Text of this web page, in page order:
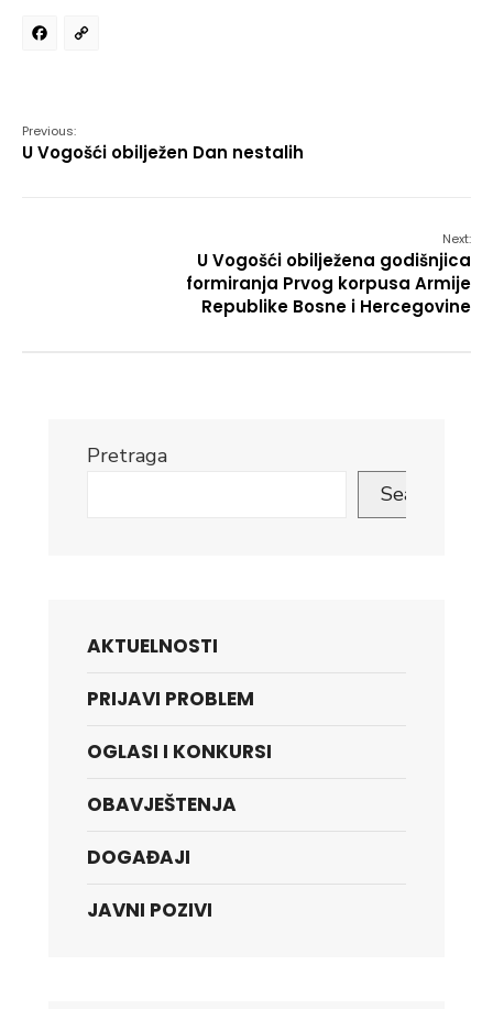
Facebook
Previous:
U Vogošći obilježen Dan nestalih
Next:
U Vogošći obilježena godišnjica
formiranja Prvog korpusa Armije
Republike Bosne i Hercegovine
Pretraga
Search
AKTUELNOSTI
PRIJAVI PROBLEM
OGLASI I KONKURSI
OBAVJEŠTENJA
DOGAĐAJI
JAVNI POZIVI